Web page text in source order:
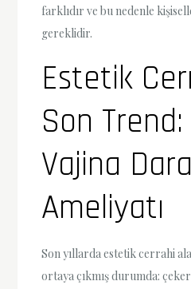
farklıdır ve bu nedenle
gereklidir.
Estetik
Son
Vajina
Ameliyatı
Son yıllarda estetik cerrahi
ortaya çıkmış durumda: